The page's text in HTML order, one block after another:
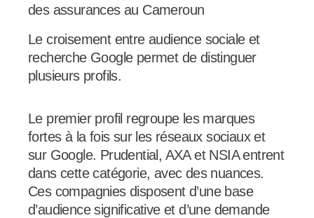
des assurances au Cameroun
Le croisement entre audience sociale et
recherche Google permet de distinguer
plusieurs profils.
Le premier profil regroupe les marques
fortes à la fois sur les réseaux sociaux et
sur Google. Prudential, AXA et NSIA entrent
dans cette catégorie, avec des nuances.
Ces compagnies disposent d’une base
d’audience significative et d’une demande